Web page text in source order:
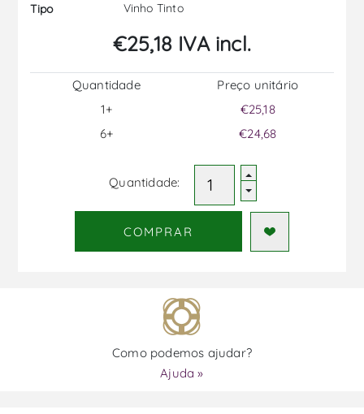
Tipo
Vinho Tinto
€25,18 IVA incl.
Quantidade
1+
6+
Preço unitário
€25,18
€24,68
Quantidade:
COMPRAR
Como podemos ajudar?
Ajuda »